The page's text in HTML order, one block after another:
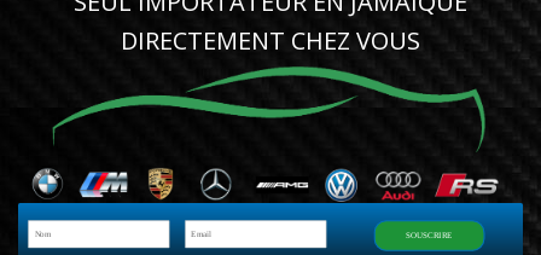
DIRECTEMENT CHEZ VOUS
SOUSCRIRE